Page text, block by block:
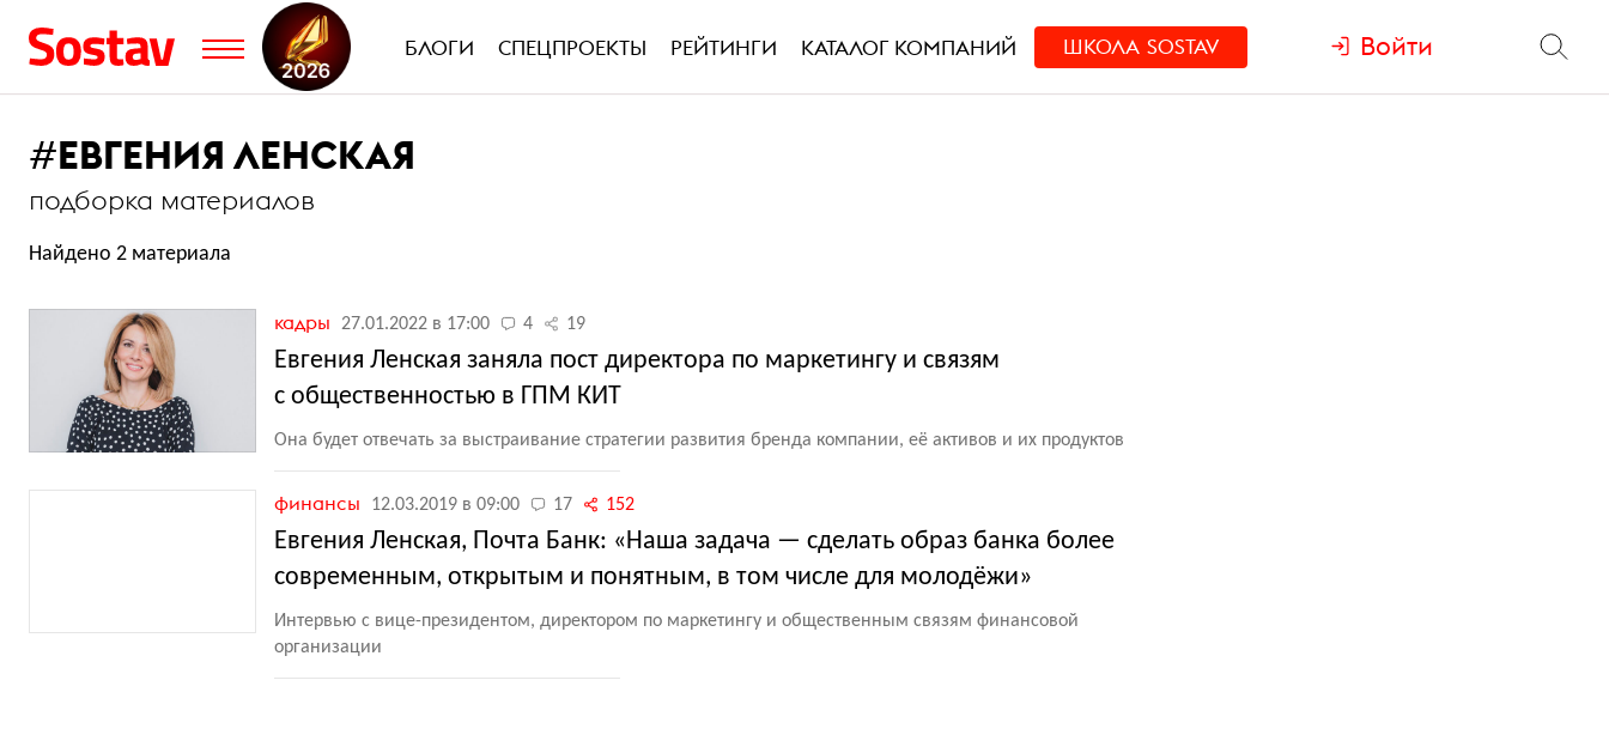
БЛОГИ СПЕЦПРОЕКТЫ РЕЙТИНГИ КАТАЛОГ КОМПАНИЙ ШКОЛА SOSTAV Войти
#ЕВГЕНИЯ ЛЕНСКАЯ
подборка материалов
Найдено 2 материала
кадры 27.01.2022 в 17:00 4 19
Евгения Ленская заняла пост директора по маркетингу и связям
с общественностью в ГПМ КИТ
Она будет отвечать за выстраивание стратегии развития бренда компании, её активов и их продуктов
финансы 12.03.2019 в 09:00 17 152
Евгения Ленская, Почта Банк: «Наша задача — сделать образ банка более
современным, открытым и понятным, в том числе для молодёжи»
Интервью с вице-президентом, директором по маркетингу и общественным связям финансовой
организации